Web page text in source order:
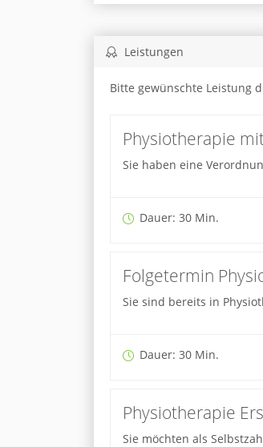
Leistungen
Bitte gewünschte Leistung
Physiotherapie
Sie haben eine
Dauer: 30 Min.
Folgetermin
Sie sind bereits in
Dauer: 30 Min.
Physiotherapie
Sie möchten als